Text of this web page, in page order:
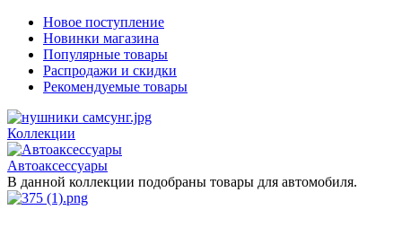
Новое поступление
Новинки магазина
Популярные товары
Распродажи и скидки
Рекомендуемые товары
Коллекции
Автоаксессуары
В данной коллекции подобраны товары для автомобиля.